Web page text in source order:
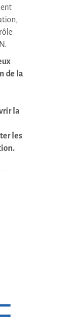
de la
la
les